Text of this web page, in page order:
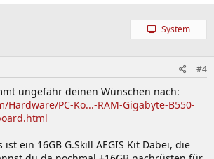
System
#4
ungefähr deinen Wünschen nach:
PC-Ko...-RAM-Gigabyte-B550-
ein 16GB G.Skill AEGIS Kit Dabei, die